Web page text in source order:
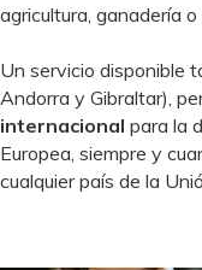
agricultura, ganadería o
Un servicio disponible
Andorra y Gibraltar),
internacional para la
Europea, siempre y
cualquier país de la